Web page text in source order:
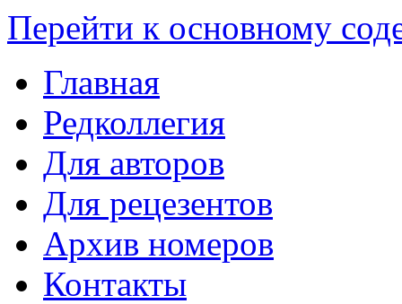
Перейти к основному
Главная
Редколлегия
Для авторов
Для рецезентов
Архив номеров
Контакты